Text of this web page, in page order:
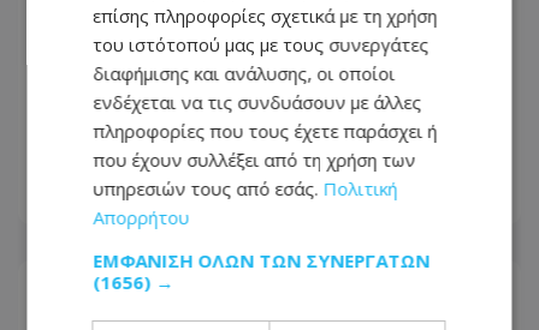
ΥΠΑΜ: Όλα τα μέρη να επιδείξουν
ειλικρινή πολιτική βούληση για
επιστροφή στο τραπέζι συνομιλιών
09.08.2026 - 11:25
επίσης πληροφορίες σχετικά με τη χρήση
του ιστότοπού μας με τους συνεργάτες
διαφήμισης και ανάλυσης, οι οποίοι
ενδέχεται να τις συνδυάσουν με άλλες
πληροφορίες που τους έχετε παράσχει ή
που έχουν συλλέξει από τη χρήση των
υπηρεσιών τους από εσάς. Πολιτική
Απορρήτου
ΕΜΦΆΝΙΣΗ ΌΛΩΝ ΤΩΝ ΣΥΝΕΡΓΑΤΏΝ
(1656) →